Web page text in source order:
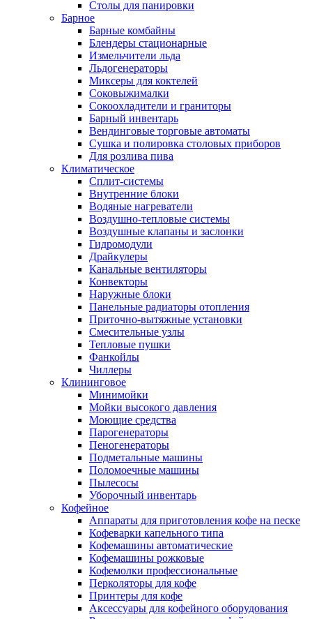
Столы для панировки
Барное
Барные комбайны
Блендеры стационарные
Измельчители льда
Льдогенераторы
Миксеры для коктелей
Соковыжималки
Сокоохладители и граниторы
Барный инвентарь
Вендинговые торговые автоматы
Сушка и полировка столовых приборов
Для розлива пива
Климатическое
Сплит-системы
Внутренние блоки
Водяные нагреватели
Воздушно-тепловые системы
Воздушные клапаны и заслонки
Гидромодули
Драйкулеры
Канальные вентиляторы
Конвекторы
Наружные блоки
Панельные радиаторы отопления
Приточно-вытяжные установки
Смесительные узлы
Тепловые пушки
Фанкойлы
Чиллеры
Клининговое
Минимойки
Мойки высокого давления
Моющие средства
Парогенераторы
Пеногенераторы
Подметальные машины
Поломоечные машины
Пылесосы
Уборочный инвентарь
Кофейное
Аппараты для приготовления кофе на песке
Кофеварки капельного типа
Кофемашины автоматические
Кофемашины рожковые
Кофемолки профессиональные
Перколяторы для кофе
Принтеры для кофе
Аксессуары для кофейного оборудования